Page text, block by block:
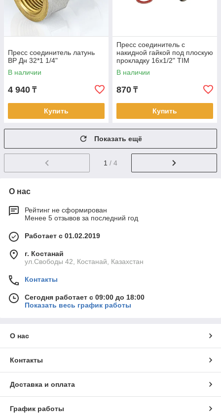
Пресс соединитель латунь
ВР Дн 32*1 1/4"
В наличии
4 940 ₸
Купить
Пресс соединитель с
накидной гайкой под плоскую
прокладку 16х1/2" TIM
(35/280)
В наличии
870 ₸
Купить
Показать ещё
1 / 4
О нас
Рейтинг не сформирован
Менее 5 отзывов за последний год
Работает с 01.02.2019
г. Костанай
ул.Свободы 42, Костанай, Казахстан
Контакты
Сегодня работает с 09:00 до 18:00
Показать весь график работы
О нас
Контакты
Доставка и оплата
График работы